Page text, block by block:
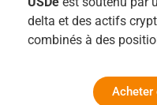
delta et des actifs
combinés à des
Acheter